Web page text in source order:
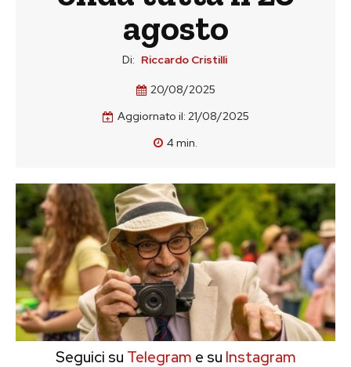
agosto
Di: Riccardo Cristilli
20/08/2025
Aggiornato il: 21/08/2025
4min.
Seguici su Telegram e su Instagram